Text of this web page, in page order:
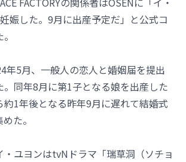
娠した。9月に出産予定だ」と公式コ
年5月、一般人の恋人と婚姻届を提出
。同年8月に第1子となる娘を出産した
1年後となる昨年9月に遅れて結婚式
た。
・ユヨンはtvNドラマ「瑞草洞（ソチョ